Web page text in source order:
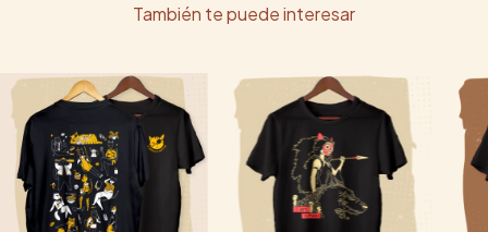
También te puede interesar